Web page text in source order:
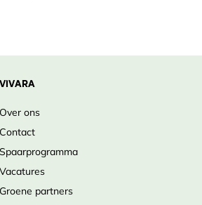
VIVARA
Over ons
Contact
Spaarprogramma
Vacatures
Groene partners